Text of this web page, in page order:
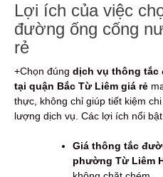
Lợi ích của việc
đường ống cống
rẻ
+Chọn đúng dịch vụ thông
tại quận Bắc Từ Liêm giá rẻ
thực, không chỉ giúp tiết kiệm
lượng dịch vụ. Các lợi ích nổi
Giá thông tắc
phường Từ Liêm